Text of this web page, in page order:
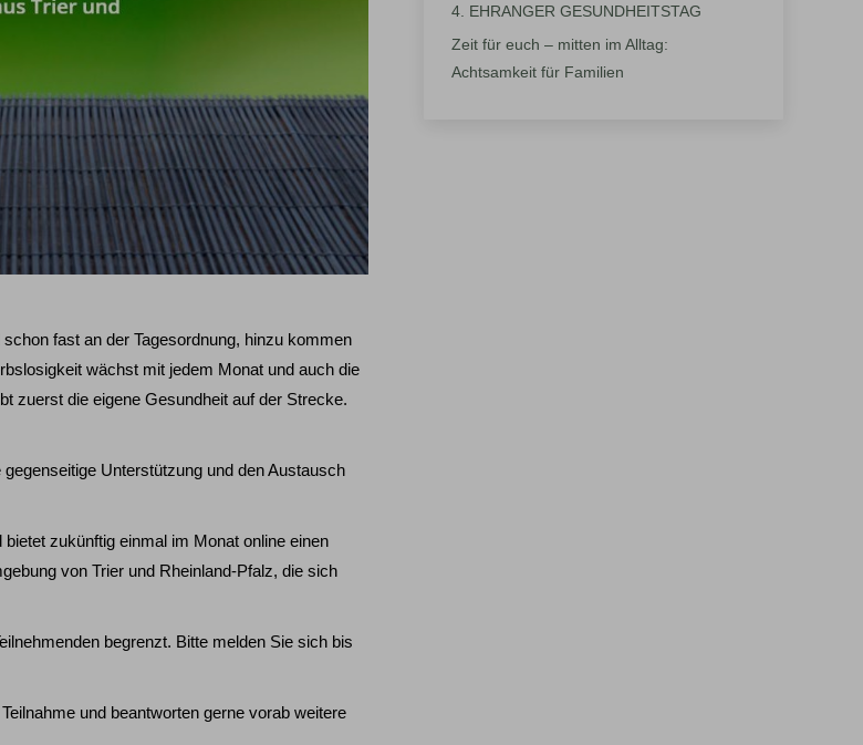
fast an der Tagesordnung, hinzu kommen
wächst mit jedem Monat und auch die
zuerst die eigene Gesundheit auf der Strecke.
Unterstützung und den Austausch
bietet zukünftig einmal im Monat online einen
von Trier und Rheinland-Pfalz, die sich
begrenzt. Bitte melden Sie sich bis
und beantworten gerne vorab weitere
4. EHRANGER GESUNDHEITSTAG
Zeit für euch – mitten im Alltag:
Achtsamkeit für Familien